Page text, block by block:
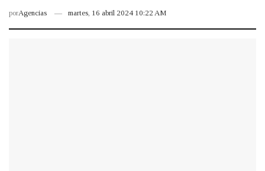
porAgencias martes, 16 abril 2024 10:22 AM